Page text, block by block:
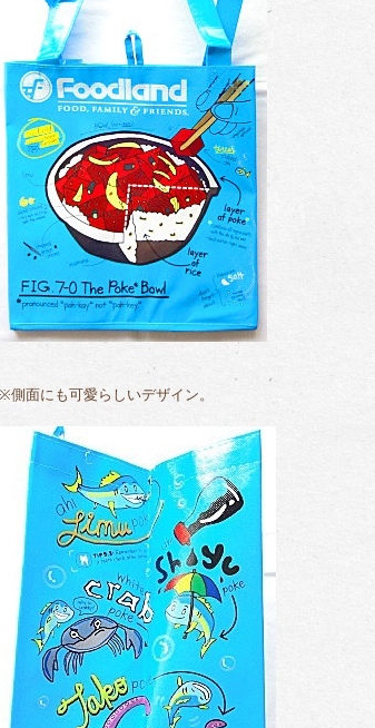
※側面にも可愛らしいデザイン。